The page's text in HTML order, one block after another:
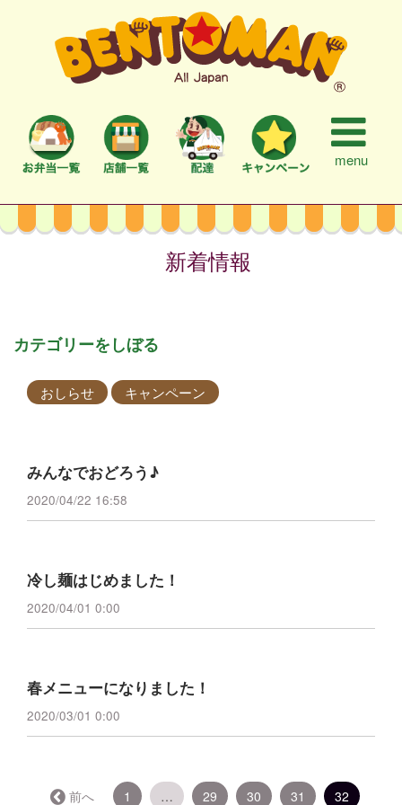
menu
新着情報
カテゴリーをしぼる
おしらせ キャンペーン
みんなでおどろう♪
2020/04/22 16:58
冷し麺はじめました！
2020/04/01 0:00
春メニューになりました！
2020/03/01 0:00
← 前へ 1 … 29 30 31 32 （こ